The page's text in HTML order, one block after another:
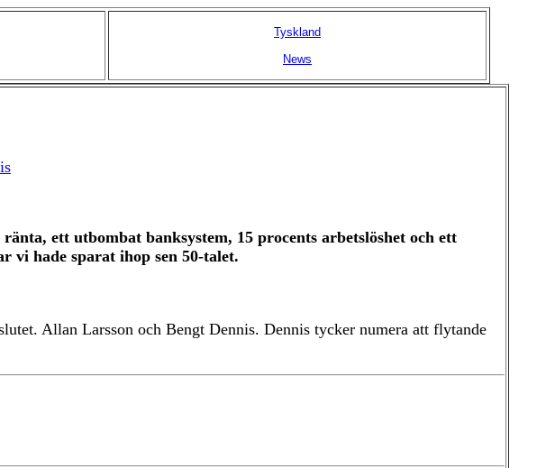
Tyskland
News
ett utbombat banksystem, 15 procents arbetslöshet och ett
vi hade sparat ihop sen 50-talet.
Allan Larsson och Bengt Dennis. Dennis tycker numera att flytande